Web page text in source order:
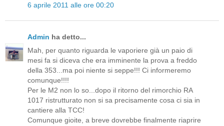
6 aprile 2011 alle ore 00:20
Admin ha detto...
Mah, per quanto riguarda le vaporiere già un paio di
mesi fa si diceva che era imminente la prova a freddo
della 353...ma poi niente si seppe!!! Ci informeremo
comunque!!!!
Per le M2 non lo so...dopo il ritorno del rimorchio RA
1017 ristrutturato non si sa precisamente cosa ci sia in
cantiere alla TCC!
Comunque gioite, a breve dovrebbe finalmente riaprire